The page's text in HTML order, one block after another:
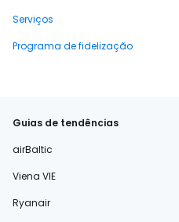
Serviços
Programa de fidelização
Guias de tendências
airBaltic
Viena VIE
Ryanair